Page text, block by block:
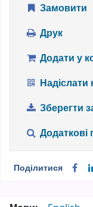
Замовити
Друк
Додати у
Надіслати
Зберегти
Додаткові
Поділитися